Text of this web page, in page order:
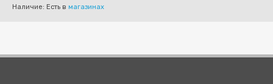
Наличие: Есть в магазинах